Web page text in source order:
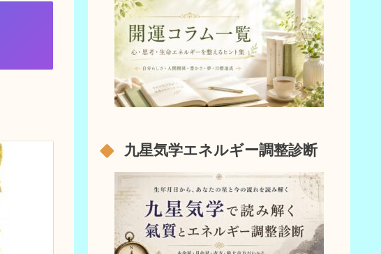
九星気学エネルギー調整診断